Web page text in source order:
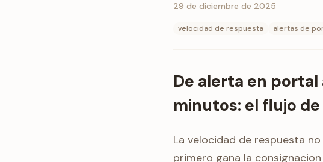
29 de diciembre de 2025
velocidad de respuesta alertas de
De alerta en
minutos: el flujo
La velocidad de respuesta
primero gana la